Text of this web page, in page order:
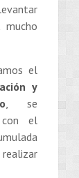
el
y
, se
con el
realizar